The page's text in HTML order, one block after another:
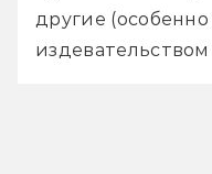
другие